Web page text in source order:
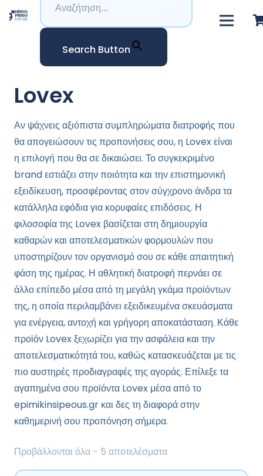
Search Button
Lovex
Αν ψάχνεις αξιόπιστα συμπληρώματα διατροφής που
θα απογειώσουν τις προπονήσεις σου, η Lovex είναι
η επιλογή που θα σε δικαιώσει. Το συγκεκριμένο
brand εστιάζει στην ποιότητα και την επιστημονική
εξειδίκευση, προσφέροντας στον σύγχρονο άνδρα τα
κατάλληλα εφόδια για κορυφαίες επιδόσεις. Η
φιλοσοφία της Lovex βασίζεται στη δημιουργία
καθαρών και αποτελεσματικών φορμουλών που
υποστηρίζουν τον οργανισμό σου σε κάθε απαιτητική
φάση της ημέρας. Η αθλητική διατροφή περνάει σε
άλλο επίπεδο μέσα από τη μεγάλη γκάμα προϊόντων
της, η οποία περιλαμβάνει εξειδικευμένα σκευάσματα
για ενέργεια, αντοχή και γρήγορη αποκατάσταση. Κάθε
προϊόν Lovex ξεχωρίζει για την ασφάλεια και την
αποτελεσματικότητά του, καθώς κατασκευάζεται με τις
πιο αυστηρές προδιαγραφές της αγοράς. Επίλεξε τα
αγαπημένα σου προϊόντα Lovex μέσα από το
epimikinsipeous.gr και δες τη διαφορά στην
καθημερινή σου προπόνηση σήμερα.
Προβάλλονται όλα - 5 αποτελέσματαSorted
by